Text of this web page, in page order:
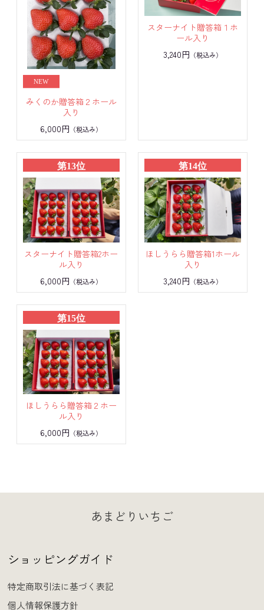
みくのか贈答箱２ホール
入り
6,000円 （税込み）
スターナイト贈答箱１ホ
ール入り
3,240円 （税込み）
第13位
スターナイト贈答箱2ホー
ル入り
6,000円 （税込み）
第14位
ほしうらら贈答箱1ホール
入り
3,240円 （税込み）
第15位
ほしうらら贈答箱２ホー
ル入り
6,000円 （税込み）
あまどりいちご
ショッピングガイド
特定商取引法に基づく表記
個人情報保護方針